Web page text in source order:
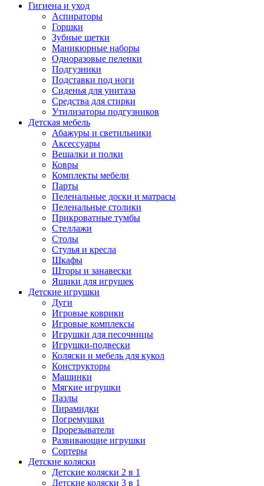
Гигиена и уход
Аспираторы
Горшки
Зубные щетки
Маникюрные наборы
Одноразовые пеленки
Подгузники
Подставки под ноги
Сиденья для унитаза
Средства для стирки
Утилизаторы подгузников
Детская мебель
Абажуры и светильники
Аксессуары
Вешалки и полки
Ковры
Комплекты мебели
Парты
Пеленальные доски и матрасы
Пеленальные столики
Прикроватные тумбы
Стеллажи
Столы
Стулья и кресла
Шкафы
Шторы и занавески
Ящики для игрушек
Детские игрушки
Дуги
Игровые коврики
Игровые комплексы
Игрушки для песочницы
Игрушки-подвески
Коляски и мебель для кукол
Конструкторы
Машинки
Мягкие игрушки
Пазлы
Пирамидки
Погремушки
Прорезыватели
Развивающие игрушки
Сортеры
Детские коляски
Детские коляски 2 в 1
Детские коляски 3 в 1